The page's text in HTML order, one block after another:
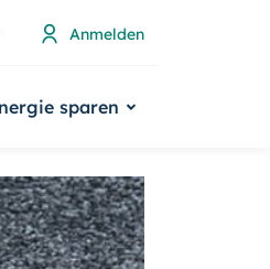
Anmelden
sparen